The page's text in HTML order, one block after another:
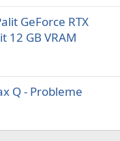
GeForce RTX
GB VRAM
Q - Probleme